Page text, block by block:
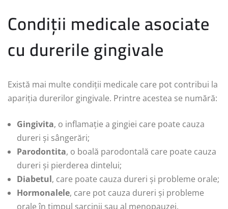
Condiții medicale asociate
cu durerile gingivale
Există mai multe condiții medicale care pot contribui la
apariția durerilor gingivale. Printre acestea se numără:
Gingivita, o inflamație a gingiei care poate cauza
dureri și sângerări;
Parodontita, o boală parodontală care poate cauza
dureri și pierderea dintelui;
Diabetul, care poate cauza dureri și probleme orale;
Hormonalele, care pot cauza dureri și probleme
orale în timpul sarcinii sau al menopauzei.